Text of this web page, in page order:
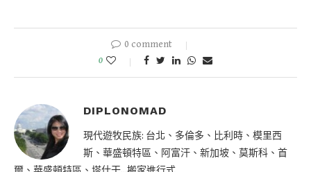
0 comment
0
DIPLONOMAD
現代遊牧民族: 台北、多倫多、比利時、模里西
斯、華盛頓特區、阿富汗、新加坡、莫斯科、首